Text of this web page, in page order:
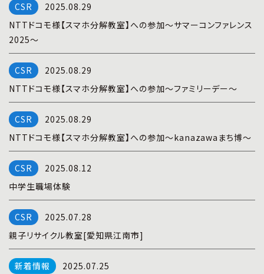
2025.08.29
NTTドコモ様【スマホ分解教室】への参加～サマーコンファレンス
2025～
2025.08.29
NTTドコモ様【スマホ分解教室】への参加～ファミリーデー～
2025.08.29
NTTドコモ様【スマホ分解教室】への参加～kanazawaまち博～
2025.08.12
中学生職場体験
2025.07.28
親子リサイクル教室[愛知県江南市]
2025.07.25